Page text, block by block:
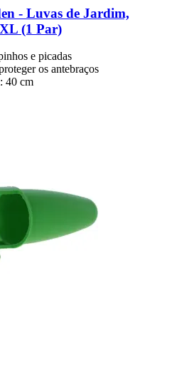
-​ Luvas de Jardim,
(1 Par)
e picadas
os antebraços
40 cm